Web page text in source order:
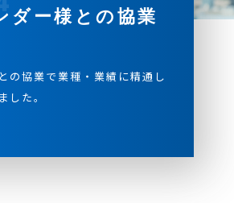
ダー様との協業
の協業で業種・業績に精通し
した。